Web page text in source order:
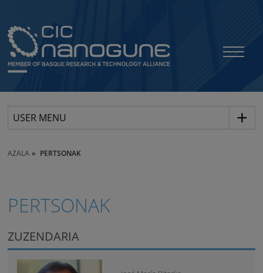
USER MENU
AZALA PERTSONAK
PERTSONAK
ZUZENDARIA